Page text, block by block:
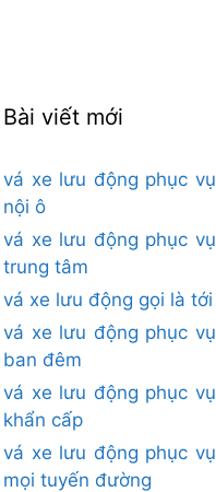
Bài viết mới
vá xe lưu động phục vụ
nội ô
vá xe lưu động phục vụ
trung tâm
vá xe lưu động gọi là tới
vá xe lưu động phục vụ
ban đêm
vá xe lưu động phục vụ
khẩn cấp
vá xe lưu động phục vụ
mọi tuyến đường